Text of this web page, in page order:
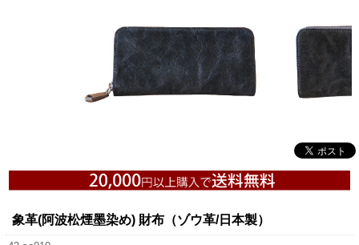
象革(阿波松煙墨染め) 財布（ゾウ革/日本製）